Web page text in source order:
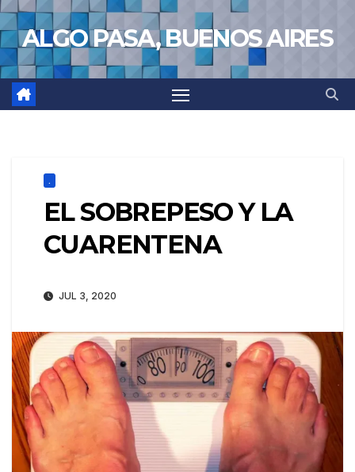
Saltar
al
contenido
ALGO PASA, BUENOS AIRES
.
EL SOBREPESO Y LA
CUARENTENA
JUL 3, 2020